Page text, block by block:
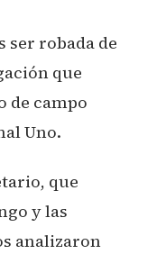
ser robada de
que
de campo
Uno.
que
y las
analizaron